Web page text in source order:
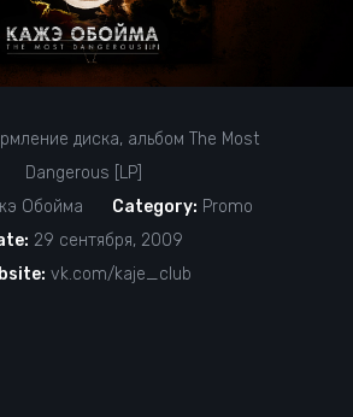
диска, альбом The Most
Dangerous [LP]
Обойма Category: Promo
29 сентября, 2009
vk.com/kaje_club